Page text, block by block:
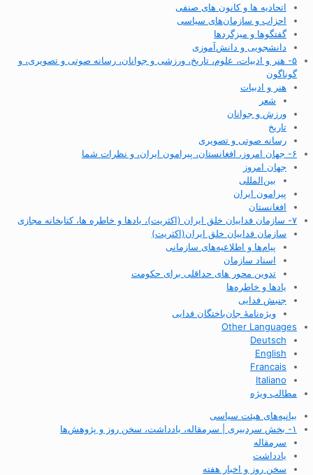
اتحادیه ها و کانون های صنفی
احزاب و سازمان‌های سیاسی
گفتگوها و میزگردها
دانشجویی و دانش‌آموزی
۵- هنر و ادبیات، علوم، تاریخ، ورزشی و جوانان، رسانه صوتی و تصویری، و
گوناگون
هنر و ادبیات
شعر
ورزش و جوانان
تاریخ
رسانه صوتی و تصویری
۶- جهان امروز، افغانستان، پیرامون ایران، و نظرات شما
جهان امروز
بین‌المللی
پیرامون ایران
افغانستان
۷- سازمان فداییان خلق ایران (اکثریت)، یادها و خاطره ها، کتابخانه مجازی
سازمان فداییان خلق ایران(اکثریت)
پیام‌ها و اطلاعیه‌های سازمانی
اسناد سازمان
تدوین محور های حداقلی برای حکومت
یادها و خاطره‌ها
جنبش فدایی
ویژه‌نامهٔ جان‌باختگان فدایی
Other Languages
Deutsch
English
Francais
Italiano
مطالب ویژه
بیانیه‌های هیئت سیاسی
۱- بخش سردبیری | سرمقاله، یادداشت، سخن روز و پژوهش‌ها
سرمقاله
یادداشت
سخن روز و اخبار هفته